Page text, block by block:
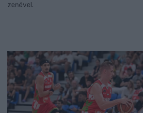
zenével.